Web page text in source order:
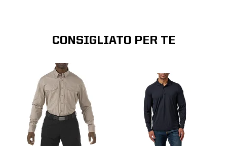
CONSIGLIATO PER TE